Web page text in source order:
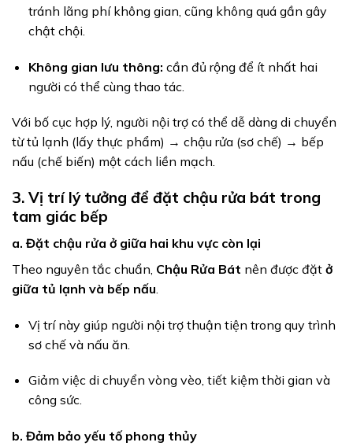
tránh lãng phí không gian, cũng không quá gần gây
chật chội.
Không gian lưu thông: cần đủ rộng để ít nhất hai
người có thể cùng thao tác.
Với bố cục hợp lý, người nội trợ có thể dễ dàng di chuyển
từ tủ lạnh (lấy thực phẩm) → chậu rửa (sơ chế) → bếp
nấu (chế biến) một cách liền mạch.
3. Vị trí lý tưởng để đặt chậu rửa bát trong
tam giác bếp
a. Đặt chậu rửa ở giữa hai khu vực còn lại
Theo nguyên tắc chuẩn, Chậu Rửa Bát nên được đặt ở
giữa tủ lạnh và bếp nấu
Vị trí này giúp người nội trợ thuận tiện trong quy trình
sơ chế và nấu ăn.
Giảm việc di chuyển vòng vèo, tiết kiệm thời gian và
công sức.
b. Đảm bảo yếu tố phong thủy